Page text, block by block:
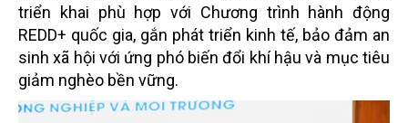
triển khai phù hợp với Chương trình hành động
REDD+ quốc gia, gắn phát triển kinh tế, bảo đảm an
sinh xã hội với ứng phó biến đổi khí hậu và mục tiêu
giảm nghèo bền vững.